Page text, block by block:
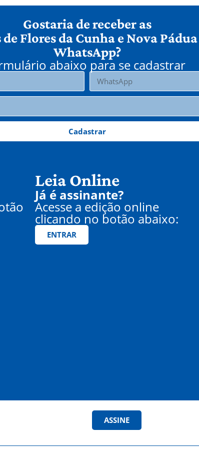
Gostaria de receber as
Flores da Cunha e Nova
WhatsApp?
abaixo para se cadastrar
Cadastrar
Leia Online
Já é assinante?
Acesse a edição online
clicando no botão abaixo:
ENTRAR
ASSINE